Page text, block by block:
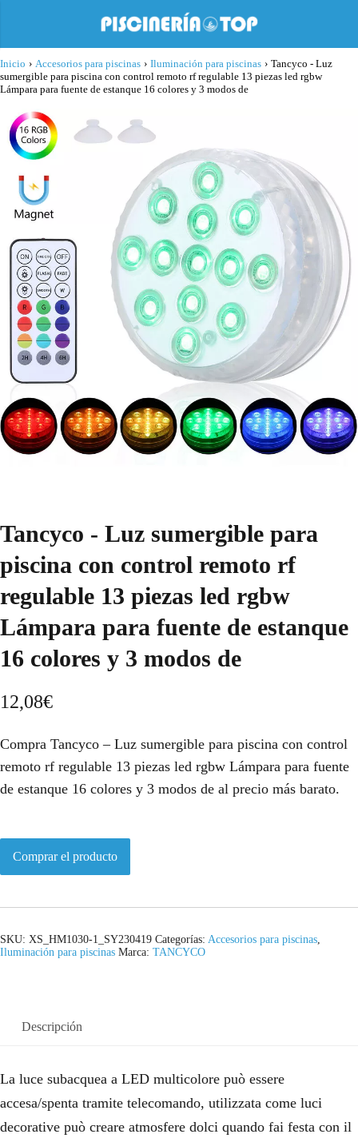
Inicio › Accesorios para piscinas › Iluminación para piscinas › Tancyco - Luz
sumergible para piscina con control remoto rf regulable 13 piezas led rgbw
Lámpara para fuente de estanque 16 colores y 3 modos de
Tancyco - Luz sumergible para
piscina con control remoto rf
regulable 13 piezas led rgbw
Lámpara para fuente de estanque
16 colores y 3 modos de
12,08€
Compra Tancyco – Luz sumergible para piscina con control
remoto rf regulable 13 piezas led rgbw Lámpara para fuente
de estanque 16 colores y 3 modos de al precio más barato.
Comprar el producto
SKU: XS_HM1030-1_SY230419 Categorías: Accesorios para piscinas,
Iluminación para piscinas Marca: TANCYCO
Descripción
La luce subacquea a LED multicolore può essere
accesa/spenta tramite telecomando, utilizzata come luci
decorative può creare atmosfere dolci quando fai festa con il